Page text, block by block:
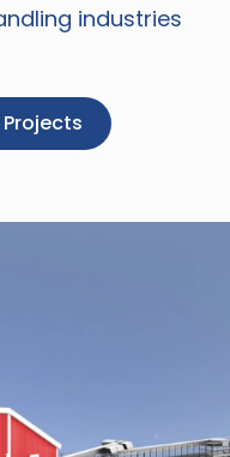
industries
Projects